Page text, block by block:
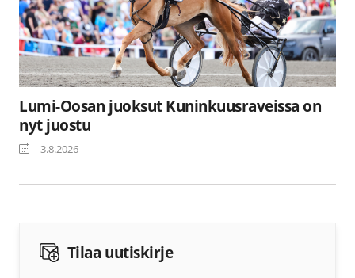
Lumi-Oosan juoksut Kuninkuusraveissa on
nyt juostu
3.8.2026
Tilaa uutiskirje